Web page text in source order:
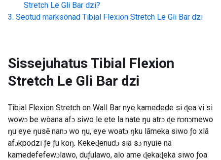
Stretch Le Gli Bar dzi?
Seotud märksõnad Tibial Flexion Stretch Le Gli Bar dzi
Sissejuhatus Tibial Flexion
Stretch Le Gli Bar dzi
Tibial Flexion Stretch on Wall Bar nye kamedede si ɖea vi si
wowɔ be wòana afɔ siwo le ete la nate ŋu atrɔ ɖe nɔnɔmewo
ŋu eye ŋusẽ nanɔ wo ŋu, eye woatɔ ŋku lãmeka siwo ƒo xlã
afɔkpodzi ƒe ƒu koŋ. Kekeɖenudɔ sia sɔ nyuie na
kamedefefewɔlawo, duƒulawo, alo ame ɖekaɖeka siwo ƒoa